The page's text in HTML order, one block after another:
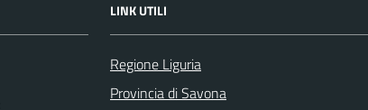
LINK UTILI
Regione Liguria
Provincia di Savona